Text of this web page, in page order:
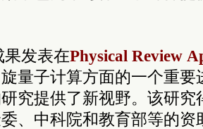
发表在Physical Review
量子计算方面的一个重要
究提供了新视野。该研究
、中科院和教育部等的